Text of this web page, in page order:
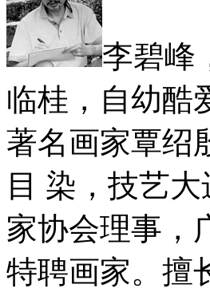
李碧峰
临桂，自幼酷
著名画家覃绍
目 染，技艺
家协会理事，
特聘画家。擅